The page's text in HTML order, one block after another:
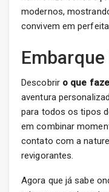
modernos,
convivem em
Descobrir o que
aventura
para todos os tipos
em combinar
contato com a
revigorantes.
Agora que já sabe